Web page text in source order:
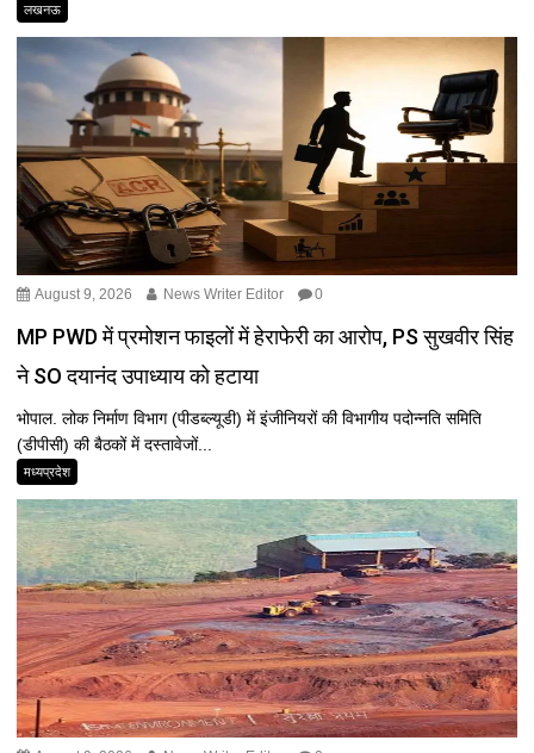
लखनऊ
August 9, 2026 News Writer Editor 0
MP PWD में प्रमोशन फाइलों में हेराफेरी का आरोप, PS सुखवीर सिंह
ने SO दयानंद उपाध्याय को हटाया
भोपाल. लोक निर्माण विभाग (पीडब्ल्यूडी) में इंजीनियरों की विभागीय पदोन्नति समिति
(डीपीसी) की बैठकों में दस्तावेजों...
मध्यप्रदेश